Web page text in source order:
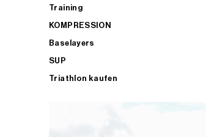
Training
KOMPRESSION
Baselayers
SUP
Triathlon kaufen